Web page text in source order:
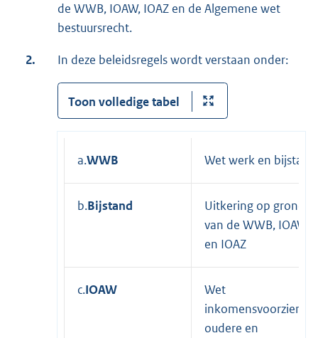
de WWB, IOAW, IOAZ en de Algemene wet
bestuursrecht.
2. In deze beleidsregels wordt verstaan onder:
Toon volledige tabel
a.WWB Wet werk en bijstand
b.Bijstand
Uitkering op grond
van de WWB, IOAW
en IOAZ
c.IOAW
Wet
inkomensvoorziening
oudere en